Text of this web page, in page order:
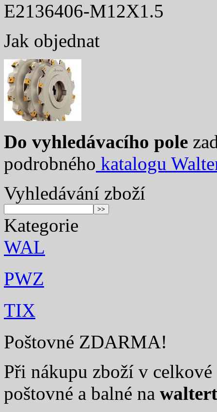
E2136406-M12X1.5
Jak objednat
Do vyhledávacího pole
podrobného katalogu
Vyhledávání zboží
Kategorie
WAL
PWZ
TIX
Poštovné ZDARMA!
Při nákupu zboží v
poštovné a balné na